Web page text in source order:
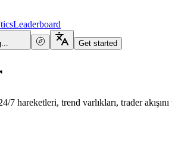
Leaderboard
Get started
7 hareketleri, trend varlıkları, trader